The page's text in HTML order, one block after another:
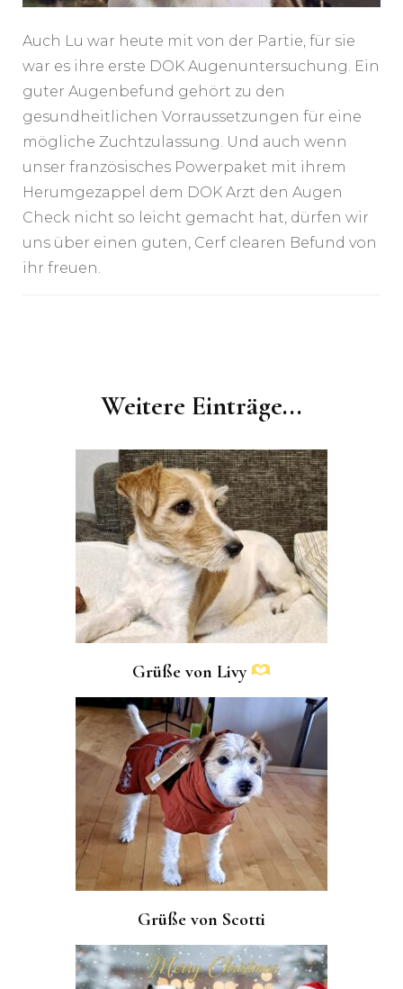
Auch Lu war heute mit von der Partie, für sie
war es ihre erste DOK Augenuntersuchung. Ein
guter Augenbefund gehört zu den
gesundheitlichen Vorraussetzungen für eine
mögliche Zuchtzulassung. Und auch wenn
unser französisches Powerpaket mit ihrem
Herumgezappel dem DOK Arzt den Augen
Check nicht so leicht gemacht hat, dürfen wir
uns über einen guten, Cerf clearen Befund von
ihr freuen.
Weitere Einträge...
Grüße von Livy
Grüße von Scotti